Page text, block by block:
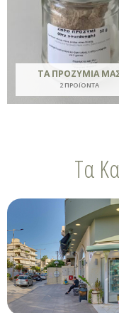
ΤΑ ΠΡΟΖΎΜΙΑ
2 ΠΡΟΪΌΝΤΑ
Τα